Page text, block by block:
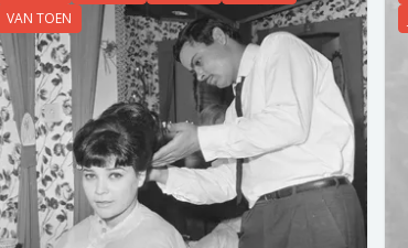
VAN TOEN